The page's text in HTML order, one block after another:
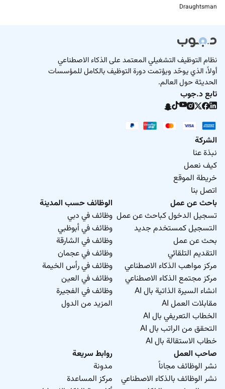
Draughtsman
نظام التوظيف التشغيلي المعتمد على الذكاء الاصطناعي
أولاً، الذي يوحّد ويؤتمت دورة التوظيف بالكامل للمؤسسات
الحديثة حول العالم.
تابع د.جوب
الشركة
نبذة عنا
كيف نعمل
خريطة الموقع
اتصل بنا
باحث عن عمل
تسجيل الدخول كباحث عن عمل
التسجيل كمستخدم جديد
بحث عن عمل
التقديم التلقائي
مركز مواهب الذكاء الاصطناعي
مركز مجتمع الذكاء الاصطناعي
انشاء السيرة الذاتية بال AI
مقابلات العمل AI
الخطاب التعريفي بال AI
التحقق من الراتب بال AI
خطاب الاستقالة بال AI
الوظائف حسب المدينة
وظائف في دبي
وظائف في أبوظبي
وظائف في الشارقة
وظائف في عجمان
وظائف في رأس الخيمة
وظائف في العين
وظائف في الفجيرة
المزيد من الدول
صاحب العمل
نشر الوظائف مجاناً
نشر الوظائف بالذكاء الاصطناعي
روابط سريعة
مدونة
مركز المساعدة